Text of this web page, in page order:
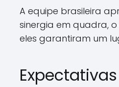
A equipe brasileira
sinergia em quadra,
eles garantiram um